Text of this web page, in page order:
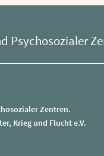
Psychosozialer
Zentren.
Krieg und Flucht e.V.